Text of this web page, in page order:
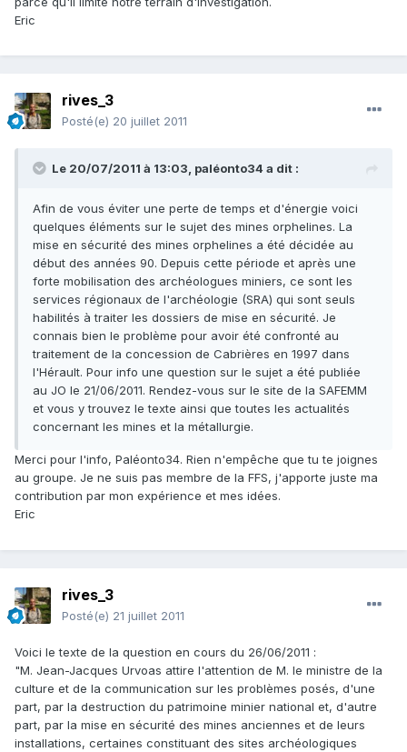
Eric
rives_3
Posté(e) 20 juillet 2011
Le 20/07/2011 à 13:03, paléonto34 a dit :
Afin de vous éviter une perte de temps et d'énergie voici
quelques éléments sur le sujet des mines orphelines. La
mise en sécurité des mines orphelines a été décidée au
début des années 90. Depuis cette période et après une
forte mobilisation des archéologues miniers, ce sont les
services régionaux de l'archéologie (SRA) qui sont seuls
habilités à traiter les dossiers de mise en sécurité. Je
connais bien le problème pour avoir été confronté au
traitement de la concession de Cabrières en 1997 dans
l'Hérault. Pour info une question sur le sujet a été publiée
au JO le 21/06/2011. Rendez-vous sur le site de la SAFEMM
et vous y trouvez le texte ainsi que toutes les actualités
concernant les mines et la métallurgie.
Merci pour l'info, Paléonto34. Rien n'empêche que tu te joignes
au groupe. Je ne suis pas membre de la FFS, j'apporte juste ma
contribution par mon expérience et mes idées.
Eric
rives_3
Posté(e) 21 juillet 2011
Voici le texte de la question en cours du 26/06/2011 :
"M. Jean-Jacques Urvoas attire l'attention de M. le ministre de la
culture et de la communication sur les problèmes posés, d'une
part, par la destruction du patrimoine minier national et, d'autre
part, par la mise en sécurité des mines anciennes et de leurs
installations, certaines constituant des sites archéologiques